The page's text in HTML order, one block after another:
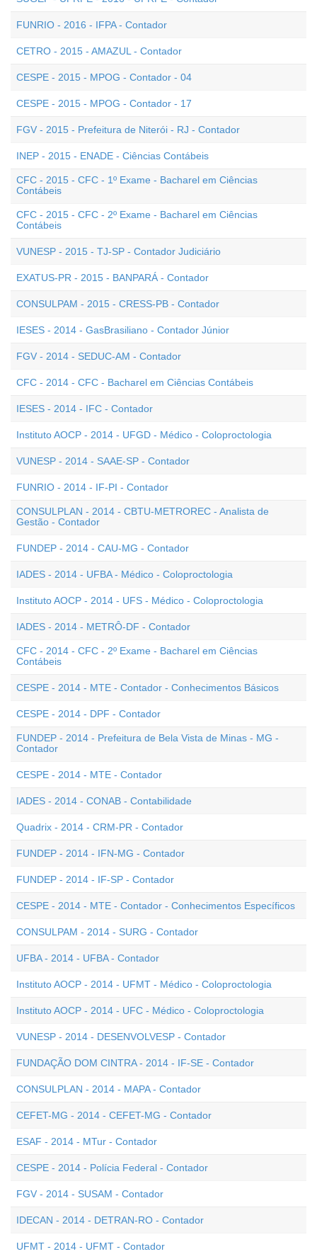
FUNRIO - 2016 - IFPA - Contador
CETRO - 2015 - AMAZUL - Contador
CESPE - 2015 - MPOG - Contador - 04
CESPE - 2015 - MPOG - Contador - 17
FGV - 2015 - Prefeitura de Niterói - RJ - Contador
INEP - 2015 - ENADE - Ciências Contábeis
CFC - 2015 - CFC - 1º Exame - Bacharel em Ciências
Contábeis
CFC - 2015 - CFC - 2º Exame - Bacharel em Ciências
Contábeis
VUNESP - 2015 - TJ-SP - Contador Judiciário
EXATUS-PR - 2015 - BANPARÁ - Contador
CONSULPAM - 2015 - CRESS-PB - Contador
IESES - 2014 - GasBrasiliano - Contador Júnior
FGV - 2014 - SEDUC-AM - Contador
CFC - 2014 - CFC - Bacharel em Ciências Contábeis
IESES - 2014 - IFC - Contador
Instituto AOCP - 2014 - UFGD - Médico - Coloproctologia
VUNESP - 2014 - SAAE-SP - Contador
FUNRIO - 2014 - IF-PI - Contador
CONSULPLAN - 2014 - CBTU-METROREC - Analista de
Gestão - Contador
FUNDEP - 2014 - CAU-MG - Contador
IADES - 2014 - UFBA - Médico - Coloproctologia
Instituto AOCP - 2014 - UFS - Médico - Coloproctologia
IADES - 2014 - METRÔ-DF - Contador
CFC - 2014 - CFC - 2º Exame - Bacharel em Ciências
Contábeis
CESPE - 2014 - MTE - Contador - Conhecimentos Básicos
CESPE - 2014 - DPF - Contador
FUNDEP - 2014 - Prefeitura de Bela Vista de Minas - MG -
Contador
CESPE - 2014 - MTE - Contador
IADES - 2014 - CONAB - Contabilidade
Quadrix - 2014 - CRM-PR - Contador
FUNDEP - 2014 - IFN-MG - Contador
FUNDEP - 2014 - IF-SP - Contador
CESPE - 2014 - MTE - Contador - Conhecimentos Específicos
CONSULPAM - 2014 - SURG - Contador
UFBA - 2014 - UFBA - Contador
Instituto AOCP - 2014 - UFMT - Médico - Coloproctologia
Instituto AOCP - 2014 - UFC - Médico - Coloproctologia
VUNESP - 2014 - DESENVOLVESP - Contador
FUNDAÇÃO DOM CINTRA - 2014 - IF-SE - Contador
CONSULPLAN - 2014 - MAPA - Contador
CEFET-MG - 2014 - CEFET-MG - Contador
ESAF - 2014 - MTur - Contador
CESPE - 2014 - Polícia Federal - Contador
FGV - 2014 - SUSAM - Contador
IDECAN - 2014 - DETRAN-RO - Contador
UFMT - 2014 - UFMT - Contador